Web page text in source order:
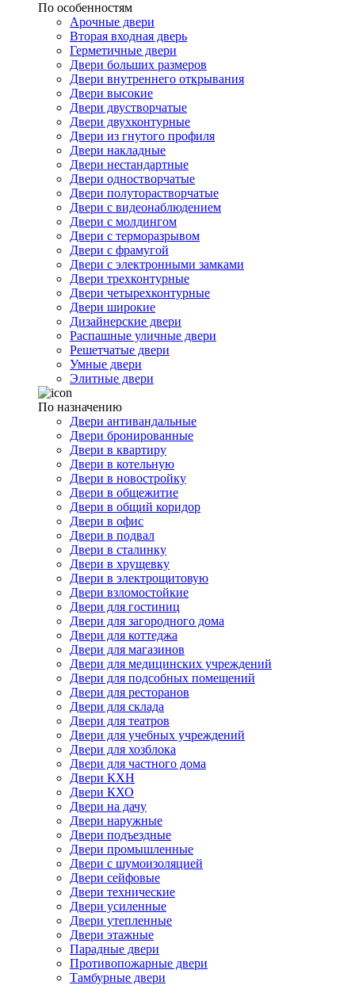
По особенностям
Арочные двери
Вторая входная дверь
Герметичные двери
Двери больших размеров
Двери внутреннего открывания
Двери высокие
Двери двустворчатые
Двери двухконтурные
Двери из гнутого профиля
Двери накладные
Двери нестандартные
Двери одностворчатые
Двери полуторастворчатые
Двери с видеонаблюдением
Двери с молдингом
Двери с терморазрывом
Двери с фрамугой
Двери с электронными замками
Двери трехконтурные
Двери четырехконтурные
Двери широкие
Дизайнерские двери
Распашные уличные двери
Решетчатые двери
Умные двери
Элитные двери
По назначению
Двери антивандальные
Двери бронированные
Двери в квартиру
Двери в котельную
Двери в новостройку
Двери в общежитие
Двери в общий коридор
Двери в офис
Двери в подвал
Двери в сталинку
Двери в хрущевку
Двери в электрощитовую
Двери взломостойкие
Двери для гостиниц
Двери для загородного дома
Двери для коттеджа
Двери для магазинов
Двери для медицинских учреждений
Двери для подсобных помещений
Двери для ресторанов
Двери для склада
Двери для театров
Двери для учебных учреждений
Двери для хозблока
Двери для частного дома
Двери КХН
Двери КХО
Двери на дачу
Двери наружные
Двери подъездные
Двери промышленные
Двери с шумоизоляцией
Двери сейфовые
Двери технические
Двери усиленные
Двери утепленные
Двери этажные
Парадные двери
Противопожарные двери
Тамбурные двери